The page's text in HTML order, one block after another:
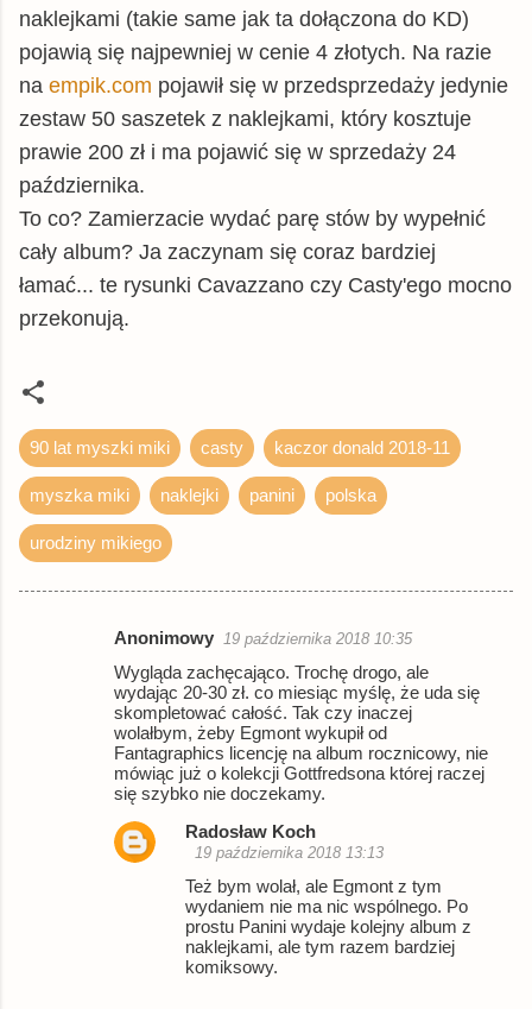
naklejkami (takie same jak ta dołączona do KD)
pojawią się najpewniej w cenie 4 złotych. Na razie
na empik.com pojawił się w przedsprzedaży jedynie
zestaw 50 saszetek z naklejkami, który kosztuje
prawie 200 zł i ma pojawić się w sprzedaży 24
października.
To co? Zamierzacie wydać parę stów by wypełnić
cały album? Ja zaczynam się coraz bardziej
łamać... te rysunki Cavazzano czy Casty'ego mocno
przekonują.
90 lat myszki miki casty kaczor donald 2018-11
myszka miki naklejki panini polska
urodziny mikiego
Anonimowy 19 października 2018 10:35
Wygląda zachęcająco. Trochę drogo, ale
wydając 20-30 zł. co miesiąc myślę, że uda się
skompletować całość. Tak czy inaczej
wolałbym, żeby Egmont wykupił od
Fantagraphics licencję na album rocznicowy, nie
mówiąc już o kolekcji Gottfredsona której raczej
się szybko nie doczekamy.
Radosław Koch
19 października 2018 13:13
Też bym wolał, ale Egmont z tym
wydaniem nie ma nic wspólnego. Po
prostu Panini wydaje kolejny album z
naklejkami, ale tym razem bardziej
komiksowy.